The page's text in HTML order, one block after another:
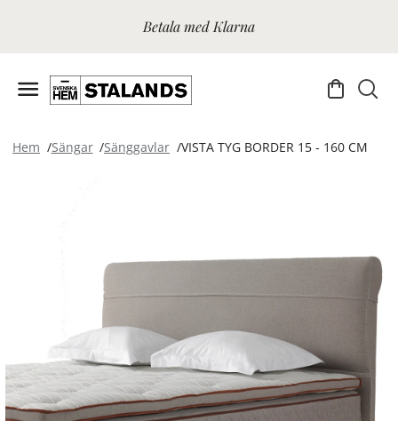
Betala med Klarna
Hem Sängar Sänggavlar VISTA TYG BORDER 15 - 160 CM